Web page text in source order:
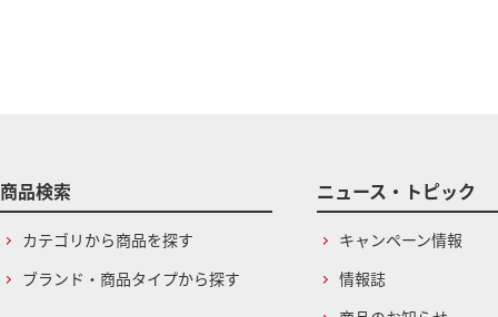
商品検索
カテゴリから商品を探す
ブランド・商品タイプから探す
ニュース・トピック
キャンペーン情報
情報誌